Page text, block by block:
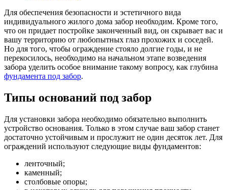
Для обеспечения безопасности и эстетичного вида
индивидуального жилого дома забор необходим. Кроме того,
что он придает постройке законченный вид, он скрывает вас и
вашу территорию от любопытных глаз прохожих и соседей.
Но для того, чтобы ограждение стояло долгие годы, и не
перекосилось, необходимо на начальном этапе возведения
забора уделить особое внимание такому вопросу, как глубина
фундамента под забор.
Типы оснований под забор
Для установки забора необходимо обязательно выполнить
устройство основания. Только в этом случае ваш забор станет
достаточно устойчивым и прослужит не один десяток лет. Для
ограждений используют следующие виды фундаментов:
ленточный;
каменный;
столбовые опоры;